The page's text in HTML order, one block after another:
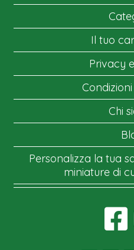
Il tuo
Privacy
Chi
Personalizza la tua
miniature di